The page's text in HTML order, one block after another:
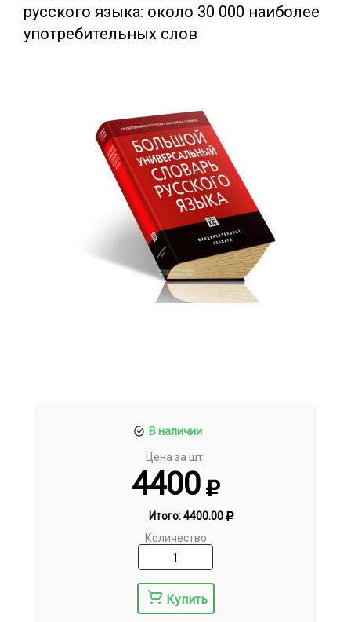
русского языка: около 30 000 наиболее
употребительных слов
В наличии
Цена за шт.
4400
Итого:4400.00
Количество
Купить